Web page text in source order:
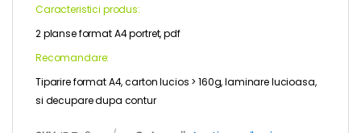
Caracteristici produs:
2 planse format A4 portret, pdf
Recomandare:
Tiparire format A4, carton lucios > 160g, laminare lucioasa,
si decupare dupa contur